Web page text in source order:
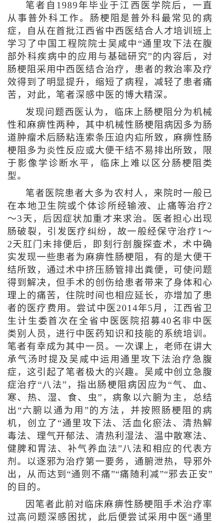
笔者自1989年毕业于江西医学院后，一直
从事普外科工作。肠梗阻是普外科最常见的病
症，自从在首批江西省中西医结合人才培训班上
学习了中国工程院院士吴咸中“通里攻下法在腹
部外科疾病中的应用与基础研究”的内容后，对
肠梗阻采用中西医结合治疗，患者的救治率及疗
效得到了明显提升，缩短了病程，减轻了患者痛
苦，对此，笔者深感中医的博大精深。
发现问题西医认为，临床上肠梗阻分为机械
性和麻痹性两种，其中机械性肠梗阻病因多为肠
道肿瘤术后肠粘连索条压迫内疝所致，麻痹性肠
梗阻多为炎性反应或大便干结不易排出所致，限
于影像学诊断水平，临床上难以区分肠梗阻类
型。
笔者医院患者大多为农村人，来院时一般已
在本地卫生院或个体诊所经输液、止痛等治疗2
～3天，后因症状加重才来求治。医者担心出现
肠破裂，引发医疗纠纷，故一般经保守治疗1～
2天肛门未排便后，即刻行剖腹探查术，术中确
实发现一些患者为麻痹性肠梗阻，有的是大便干
结所致，通过术中挤压肠管排出粪便，可使问题
得到解决，但手术的创伤给患者带来了身体和心
理上的痛苦，住院时间也相应延长，亦增加了患
者的医疗费用。尝试中医2014年5月，江西省卫
生计生委首次在全省中医医院招募40名非中医
类别人员，进行中医药知识和技能的系统培训。
笔者有幸成为其中一员。一次课上，老师在讲大
承气汤时提及吴咸中运用通里攻下法治疗急腹
症，这引起了笔者极大的兴趣。吴咸中创立急腹
症治疗“八法”，指出肠梗阻病因应为“气、血、
寒、热、湿、食、虫”，病象以六腑为主，总结
出“六腑以通为用”的方法，并按照肠梗阻的病
机，创立了“通里攻下法、活血化瘀法、清热解
毒法、理气开郁法、清热利湿法、温中散寒法、
健脾和胃法、补气养血法”八法和相应的代表方
剂。以逐邪为治疗第一要务，通腑泄热，导邪外
出，从而达到“通则不痛”“痛随利减”“邪去正安”
的目的。
因笔者此前对临床麻痹性肠梗阻手术治疗率
过高问题深感困扰，此后便尝试采用中医“通里